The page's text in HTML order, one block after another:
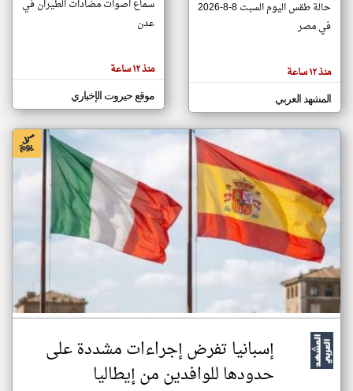
مصادر الأخبار من اليمن
اخبار اليمن على مدار الساعة
المقالات
الموجوده
هنا عن
وجهة
نظر
كاتبيها.
حالة طقس اليوم السبت 8-8-2026
في مصر
منذ ١٢ ساعة
المشهد العربي
سماع اصوات مضادات الطيران في
عدن
منذ ١٢ ساعة
موقع حيروت الإخباري
إسبانيا تفرض إجراءات مشددة على
حدودها للوافدين من إيطاليا
klyoum.com